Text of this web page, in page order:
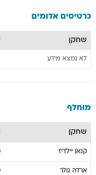
כרטיסים אדומים
שחקן
לא נמצא מידע
מוחלף
שחקן
קנאן יילדיז
ארדה גולר